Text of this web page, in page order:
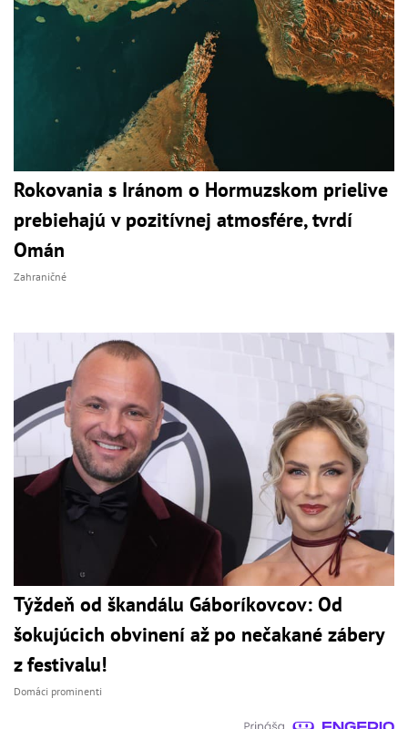
Rokovania s Iránom o Hormuzskom prielive
prebiehajú v pozitívnej atmosfére, tvrdí
Omán
Zahraničné
Týždeň od škandálu Gáboríkovcov: Od
šokujúcich obvinení až po nečakané zábery
z festivalu!
Domáci prominenti